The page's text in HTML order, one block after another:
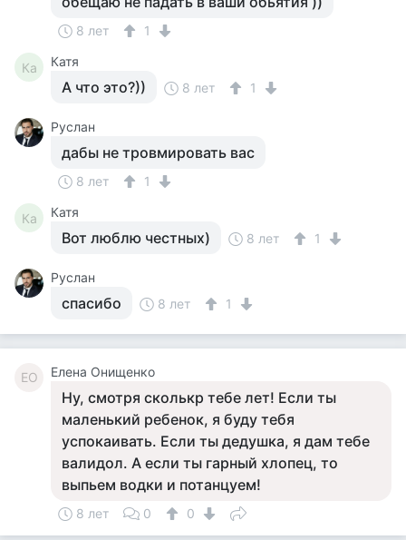
8 лет 1
Ка Катя
А что это?)) 8 лет 1
Руслан
дабы не тровмировать вас
8 лет 1
Ка Катя
Вот люблю честных) 8 лет 1
Руслан
спасибо 8 лет 1
ЕО Елена Онищенко
Ну, смотря сколькр тебе лет! Если ты
маленький ребенок, я буду тебя
успокаивать. Если ты дедушка, я дам тебе
валидол. А если ты гарный хлопец, то
выпьем водки и потанцуем!
8 лет 0 0